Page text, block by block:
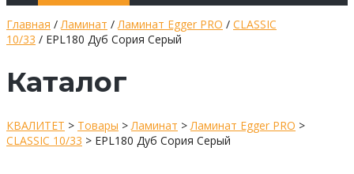
Главная /Ламинат /Ламинат Egger PRO / CLASSIC
10/33 / EPL180 Дуб Сория Серый
Каталог
КВАЛИТЕТ > Товары >Ламинат >Ламинат Egger PRO >
CLASSIC 10/33 > EPL180 Дуб Сория Серый